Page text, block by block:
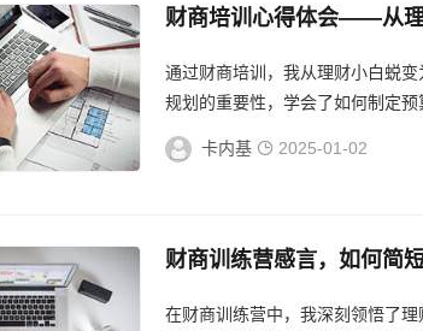
财商培训心得体会——从理
通过财商培训，我从理财小白蜕
规划的重要性，学会了如何制定
了正确的投资观念，增强了自我
卡内基
2025-01-02
财商训练营感言，如何简
在财商训练营中，我深刻领悟了